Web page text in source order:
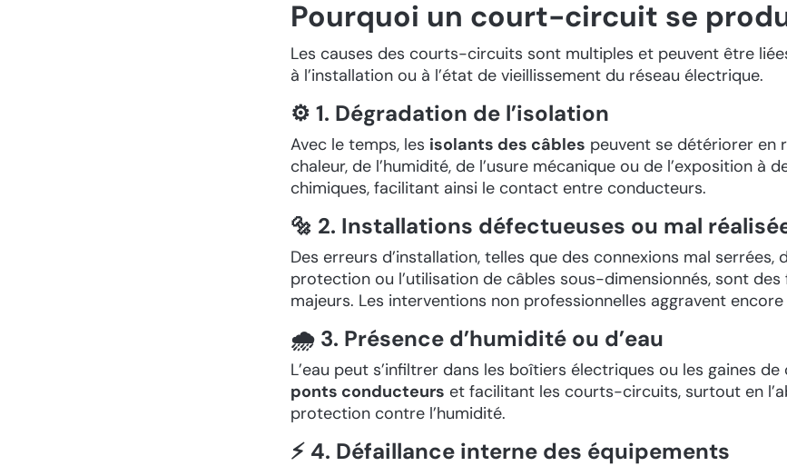
Pourquoi un court-circuit se
Les causes des courts-circuits sont multiples et peuvent être
à l’installation ou à l’état de vieillissement du réseau électrique.
⚙️ 1. Dégradation de l’isolation
Avec le temps, les isolants des câbles peuvent se détériorer en
chaleur, de l’humidité, de l’usure mécanique ou de l’exposition à
chimiques, facilitant ainsi le contact entre conducteurs.
🔩 2. Installations défectueuses ou mal
Des erreurs d’installation, telles que des connexions mal serrées,
protection ou l’utilisation de câbles sous-dimensionnés, sont
majeurs. Les interventions non professionnelles aggravent
🌧️ 3. Présence d’humidité ou d’eau
L’eau peut s’infiltrer dans les boîtiers électriques ou les gaines
ponts conducteurs et facilitant les courts-circuits, surtout en
protection contre l’humidité.
⚡ 4. Défaillance interne des équipements